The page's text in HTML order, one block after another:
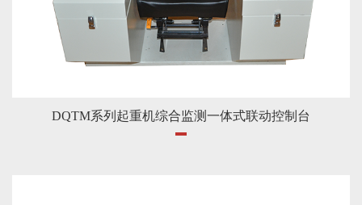
DQTM系列起重机综合监测一体式联动控制台